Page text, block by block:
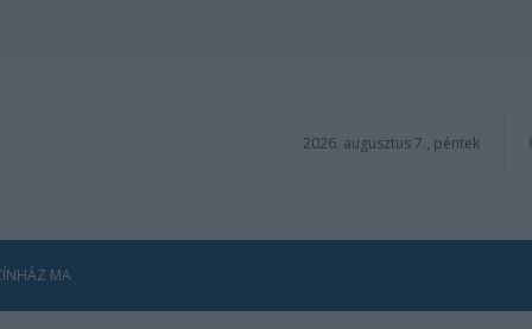
2026. augusztus 7., péntek
MA